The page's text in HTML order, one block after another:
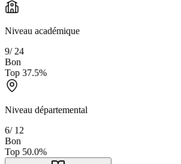
Niveau académique
9/ 24
Bon
Top 37.5%
Niveau départemental
6/ 12
Bon
Top 50.0%